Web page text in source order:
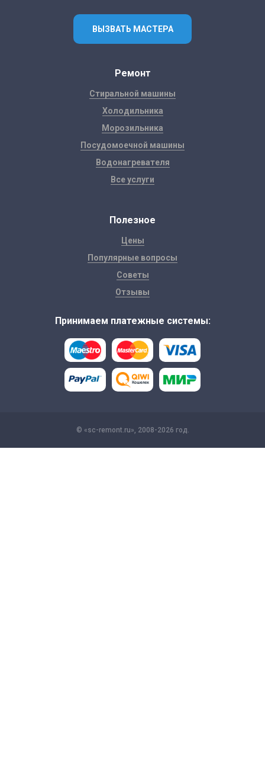
ВЫЗВАТЬ МАСТЕРА
Ремонт
Стиральной машины
Холодильника
Морозильника
Посудомоечной машины
Водонагревателя
Все услуги
Полезное
Цены
Популярные вопросы
Советы
Отзывы
Принимаем платежные системы:
© «sc-remont.ru», 2008-2026 год.